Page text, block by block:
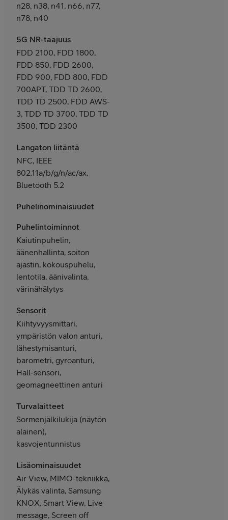
n28, n38, n41, n66, n77,
n78, n40
5G NR-taajuus
FDD 2100, FDD 1800,
FDD 850, FDD 2600,
FDD 900, FDD 800, FDD
700APT, TDD TD 2600,
TDD TD 2500, FDD AWS-
3, TDD TD 3700, TDD TD
3500, TDD 2300
Langaton liitäntä
NFC, IEEE
802.11a/b/g/n/ac/ax,
Bluetooth 5.2
Puhelinominaisuudet
Puhelintoiminnot
Kaiutinpuhelin,
äänenhallinta, soiton
ajastin, kokouspuhelu,
lentotila, äänivalinta,
värinähälytys
Sensorit
Kiihtyvyysmittari,
ympäristön valon anturi,
lähestymisanturi,
barometri, gyroanturi,
Hall-sensori,
geomagneettinen anturi
Turvalaitteet
Sormenjälkilukija (näytön
alainen),
kasvojentunnistus
Lisäominaisuudet
Air View, MIMO-tekniikka,
Älykäs valinta, Samsung
KNOX, Smart View, Live
message, Screen off